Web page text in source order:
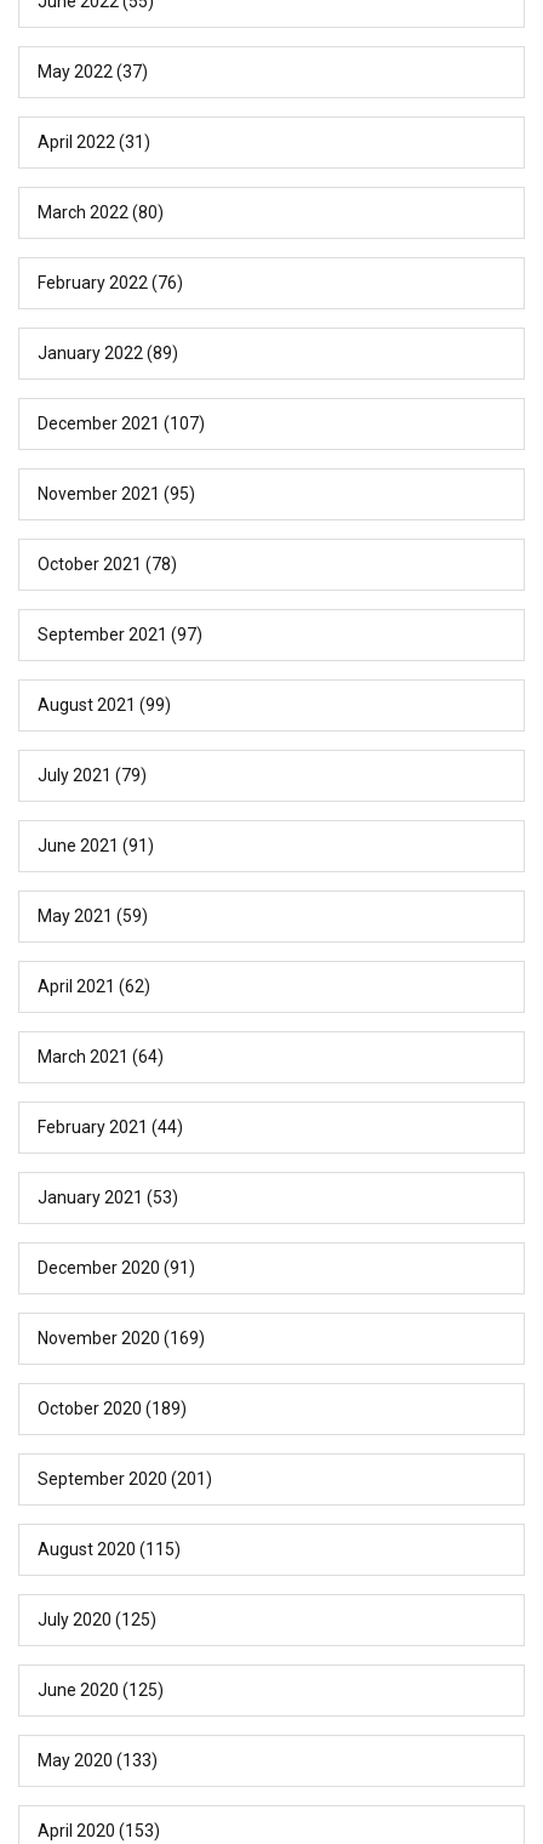
May 2022 (37)
April 2022 (31)
March 2022 (80)
February 2022 (76)
January 2022 (89)
December 2021 (107)
November 2021 (95)
October 2021 (78)
September 2021 (97)
August 2021 (99)
July 2021 (79)
June 2021 (91)
May 2021 (59)
April 2021 (62)
March 2021 (64)
February 2021 (44)
January 2021 (53)
December 2020 (91)
November 2020 (169)
October 2020 (189)
September 2020 (201)
August 2020 (115)
July 2020 (125)
June 2020 (125)
May 2020 (133)
April 2020 (153)